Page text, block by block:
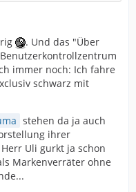
. Und das "Über
immer noch: Ich fahre
schwarz mit
stehen da ja auch
ihrer
Uli gurkt ja schon
Markenverräter ohne